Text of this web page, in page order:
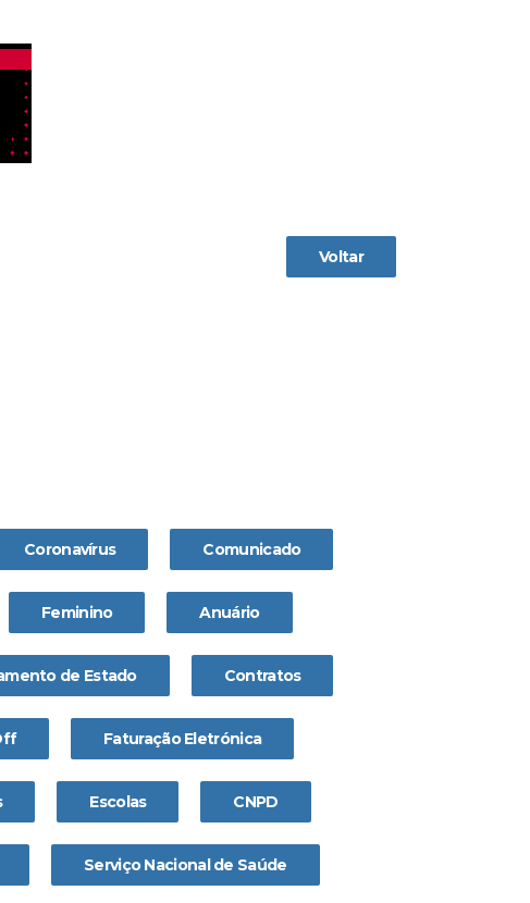
Voltar
Coronavírus Comunicado
Feminino Anuário
de Estado Contratos
Faturação Eletrónica
Escolas CNPD
Serviço Nacional de Saúde